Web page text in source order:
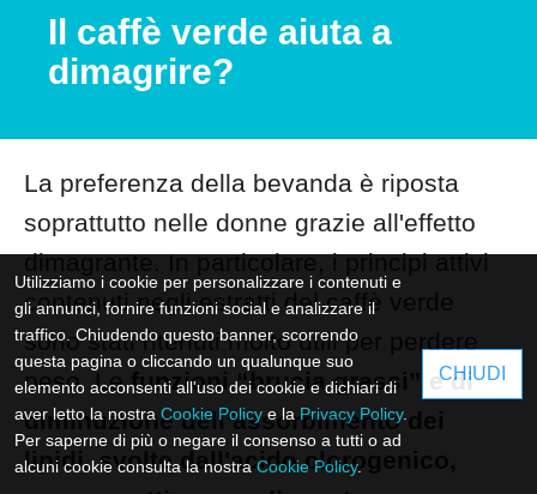
Il caffè verde aiuta a
dimagrire?
La preferenza della bevanda è riposta
soprattutto nelle donne grazie all'effetto
dimagrante. In particolare, i principi attivi
contenuti negli estratti del caffè verde
sono stati ritenuti molto utili per perdere
peso. Lefunzioni “brucia grassi” e di
diminuzione dell’assorbimento dei
lipidi, svolte dall'acido clorogenico,
Utilizziamo i cookie per personalizzare i contenuti e
gli annunci, fornire funzioni social e analizzare il
traffico. Chiudendo questo banner, scorrendo
questa pagina o cliccando un qualunque suo
elemento acconsenti all'uso dei cookie e dichiari di
aver letto la nostra Cookie Policy e la Privacy Policy.
Per saperne di più o negare il consenso a tutti o ad
alcuni cookie consulta la nostra Cookie Policy.
CHIUDI